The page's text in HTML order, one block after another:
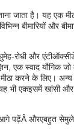
जाता है। यह एक
बीमारियों और
रोधी और
, एक स्वाद यौगिक जो
करने के लिए।
भी एकइसमें खांसी और
पढ़ेंÂ औरएबहुत से